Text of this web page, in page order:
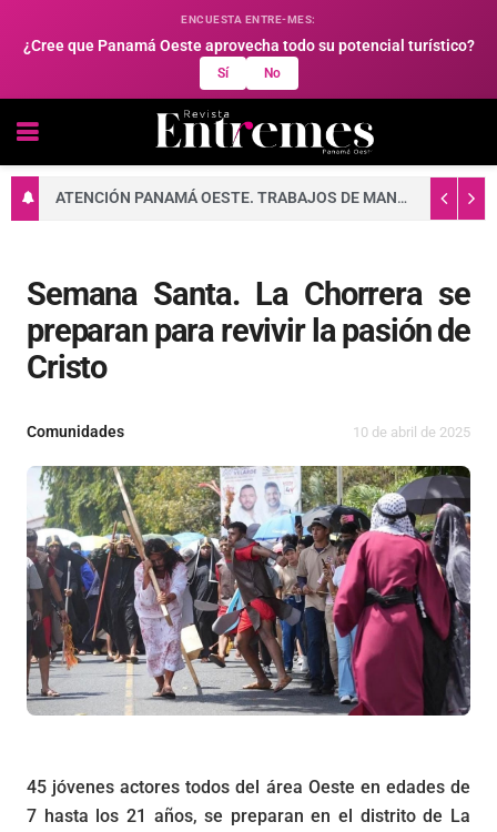
ENCUESTA ENTRE-MES:
¿Cree que Panamá Oeste aprovecha todo su potencial turístico?
Sí No
ATENCIÓN PANAMÁ OESTE. TRABAJOS DE MANTENIMIENTO EN LA RED ELÉCTRICA DEL 10 AL 16 DE AGOSTO DE 2026
Semana Santa. La Chorrera se
preparan para revivir la pasión de
Cristo
Comunidades 10 de abril de 2025
45 jóvenes actores todos del área Oeste en edades de
7 hasta los 21 años, se preparan en el distrito de La